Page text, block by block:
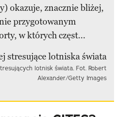
okazuje, znacznie bliżej,
przygotowanym
w których częst...
lotnisk świata. Fot. Robert
Alexander/Getty Images